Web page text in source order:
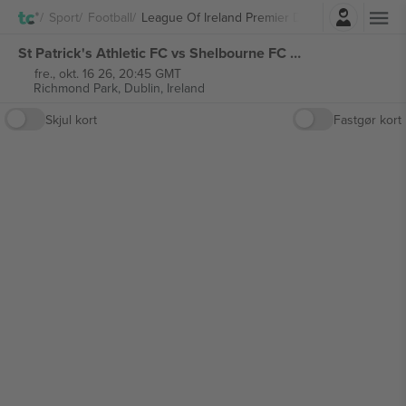
Sport Football League Of Ireland Premier Division
Log ind
St Patrick's Athletic FC vs Shelbourne FC League of Ireland Premier Division billetter
fre., okt. 16 26, 20:45 GMT
Richmond Park, Dublin, Ireland
Skjul kort
Fastgør kort